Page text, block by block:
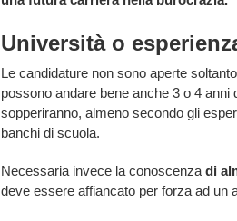
Università o
Le candidature non sono aperte
possono andare bene anche 3 o 4
sopperiranno, almeno secondo gli
banchi di scuola.
Necessaria invece la conoscenza di
deve essere affiancato per forza ad un